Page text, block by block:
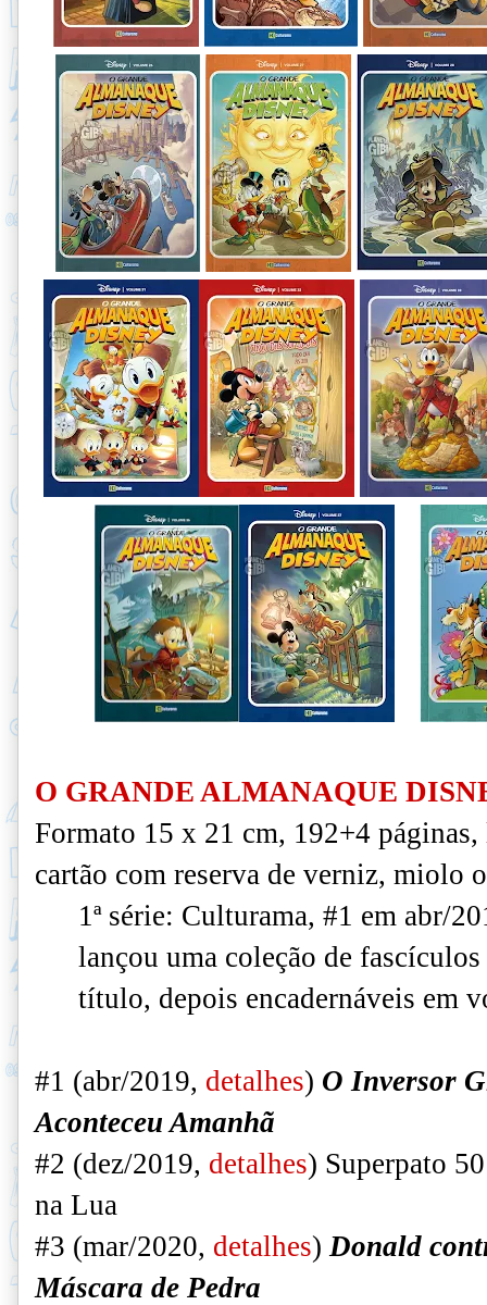
O GRANDE ALMANAQUE
Formato 15 x 21 cm, 192+4 páginas,
cartão com reserva de verniz, miolo
1ª série: Culturama, #1 em abr/
lançou uma coleção de
título, depois encadernáveis em
#1 (abr/2019, detalhes) O Inversor
Aconteceu Amanhã
#2 (dez/2019, detalhes) Superpato
na Lua
#3 (mar/2020, detalhes) Donald
Máscara de Pedra